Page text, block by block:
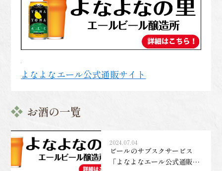
よなよなエール公式通販サイト
お酒の一覧
2024.07.04
ビールのサブスクサービス
「よなよなエール公式通販サ